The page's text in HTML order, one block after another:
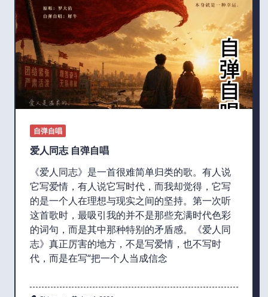
自弹自唱
爱人同志 自弹自唱
《爱人同志》是一首很难简单归类的歌。有人说
它写爱情，有人说它写时代，而我却觉得，它写
的是一个人在理想与现实之间的坚持。第一次听
这首歌时，最吸引我的并不是那些充满时代色彩
的词句，而是其中那种特别的矛盾感。《爱人同
志》真正厉害的地方，不是写爱情，也不写时
代，而是在写“把一个人当成信念